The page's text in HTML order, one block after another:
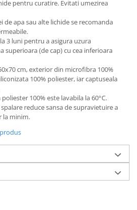
pentru curatire. Evitati umezirea
de apa sau alte lichide se recomanda
3 luni pentru a asigura uzura
superioara (de cap) cu cea inferioara
cm, exterior din microfibra 100%
100% poliester, iar captuseala
100% este lavabila la 60°C.
reduce sansa de supravietuire a
la minim.